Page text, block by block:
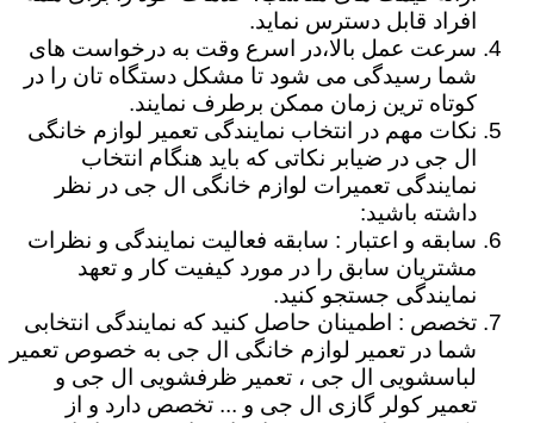
افراد قابل دسترس نماید.
سرعت عمل بالا،در اسرع وقت به درخواست های
شما رسیدگی می شود تا مشکل دستگاه تان را در
کوتاه ترین زمان ممکن برطرف نمایند.
نکات مهم در انتخاب نمایندگی تعمیر لوازم خانگی
ال جی در ضیابر نکاتی که باید هنگام انتخاب
نمایندگی تعمیرات لوازم خانگی ال جی در نظر
داشته باشید:
سابقه و اعتبار : سابقه فعالیت نمایندگی و نظرات
مشتریان سابق را در مورد کیفیت کار و تعهد
نمایندگی جستجو کنید.
تخصص : اطمینان حاصل کنید که نمایندگی انتخابی
شما در تعمیر لوازم خانگی ال جی به خصوص تعمیر
لباسشویی ال جی ، تعمیر ظرفشویی ال جی و
تعمیر کولر گازی ال جی و ... تخصص دارد و از